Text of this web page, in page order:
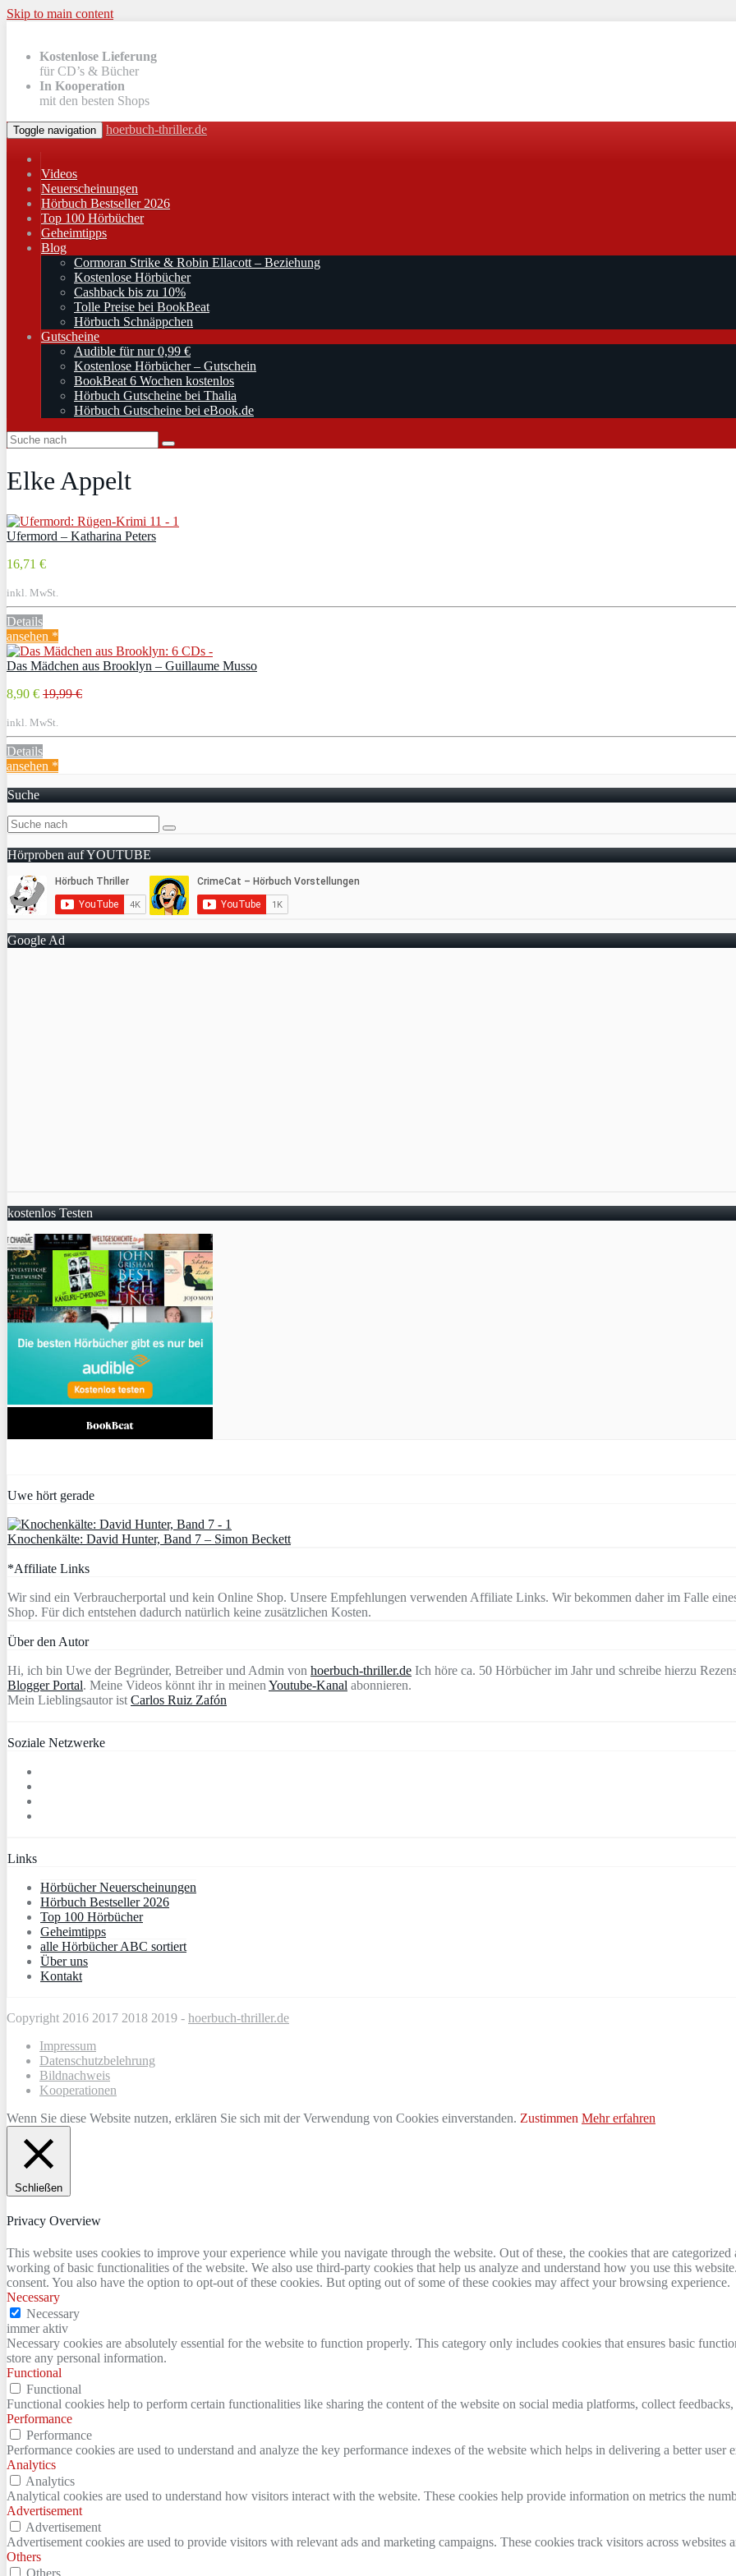
Skip to main content
Kostenlose Lieferung
für CD’s & Bücher
In Kooperation
mit den besten Shops
Toggle navigation hoerbuch-thriller.de
Videos
Neuerscheinungen
Hörbuch Bestseller 2026
Top 100 Hörbücher
Geheimtipps
Blog
Cormoran Strike & Robin Ellacott – Beziehung
Kostenlose Hörbücher
Cashback bis zu 10%
Tolle Preise bei BookBeat
Hörbuch Schnäppchen
Gutscheine
Audible für nur 0,99 €
Kostenlose Hörbücher – Gutschein
BookBeat 6 Wochen kostenlos
Hörbuch Gutscheine bei Thalia
Hörbuch Gutscheine bei eBook.de
Elke Appelt
Ufermord – Katharina Peters
16,71 €
inkl. MwSt.
Details
ansehen *
Das Mädchen aus Brooklyn – Guillaume Musso
8,90 € 19,99 €
inkl. MwSt.
Details
ansehen *
Suche
Hörproben auf YOUTUBE
Google Ad
kostenlos Testen
Uwe hört gerade
Knochenkälte: David Hunter, Band 7 – Simon Beckett
*Affiliate Links
Wir sind ein Verbraucherportal und kein Online Shop. Unsere Empfehlungen verwenden Affiliate Links. Wir bekommen daher im Falle
Shop. Für dich entstehen dadurch natürlich keine zusätzlichen Kosten.
Über den Autor
Hi, ich bin Uwe der Begründer, Betreiber und Admin von hoerbuch-thriller.de Ich höre ca. 50 Hörbücher im Jahr und schreibe hierzu
Blogger Portal. Meine Videos könnt ihr in meinen Youtube-Kanal abonnieren.
Mein Lieblingsautor ist Carlos Ruiz Zafón
Soziale Netzwerke
Links
Hörbücher Neuerscheinungen
Hörbuch Bestseller 2026
Top 100 Hörbücher
Geheimtipps
alle Hörbücher ABC sortiert
Über uns
Kontakt
Copyright 2016 2017 2018 2019 - hoerbuch-thriller.de
Impressum
Datenschutzbelehrung
Bildnachweis
Kooperationen
Wenn Sie diese Website nutzen, erklären Sie sich mit der Verwendung von Cookies einverstanden. Zustimmen Mehr erfahren
Schließen
Privacy Overview
This website uses cookies to improve your experience while you navigate through the website. Out of these, the cookies that are categorized
working of basic functionalities of the website. We also use third-party cookies that help us analyze and understand how you use this
consent. You also have the option to opt-out of these cookies. But opting out of some of these cookies may affect your browsing experience.
Necessary
Necessary
immer aktiv
Necessary cookies are absolutely essential for the website to function properly. This category only includes cookies that ensures basic
store any personal information.
Functional
Functional
Functional cookies help to perform certain functionalities like sharing the content of the website on social media platforms, collect
Performance
Performance
Performance cookies are used to understand and analyze the key performance indexes of the website which helps in delivering a better user
Analytics
Analytics
Analytical cookies are used to understand how visitors interact with the website. These cookies help provide information on metrics the
Advertisement
Advertisement
Advertisement cookies are used to provide visitors with relevant ads and marketing campaigns. These cookies track visitors across
Others